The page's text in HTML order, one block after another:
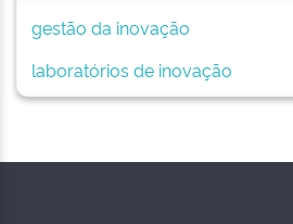
gestão da inovação
laboratórios de inovação